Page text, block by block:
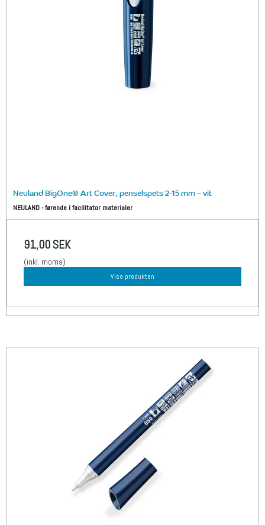
Neuland BigOne® Art Cover, penselspets 2-15 mm – vit
NEULAND - førende i facilitator materialer
91,00 SEK
(inkl. moms)
Visa produkten